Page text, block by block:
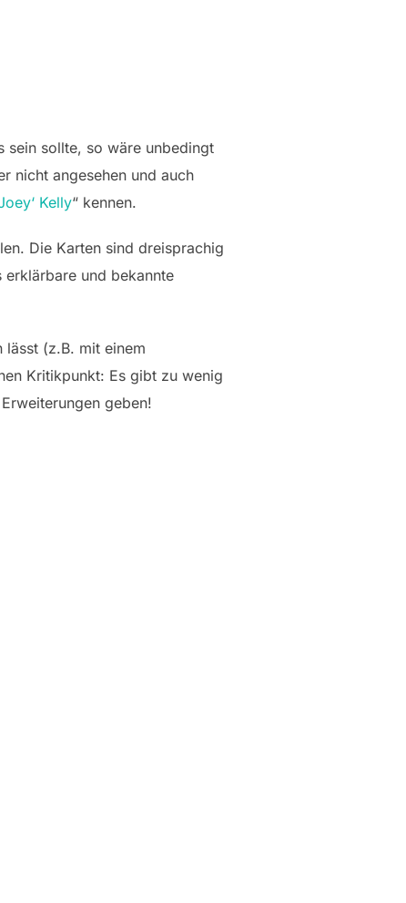
sein sollte, so wäre unbedingt
nicht angesehen und auch
Kelly“ kennen.
Die Karten sind dreisprachig
und bekannte
lässt (z.B. mit einem
Kritikpunkt: Es gibt zu wenig
geben!